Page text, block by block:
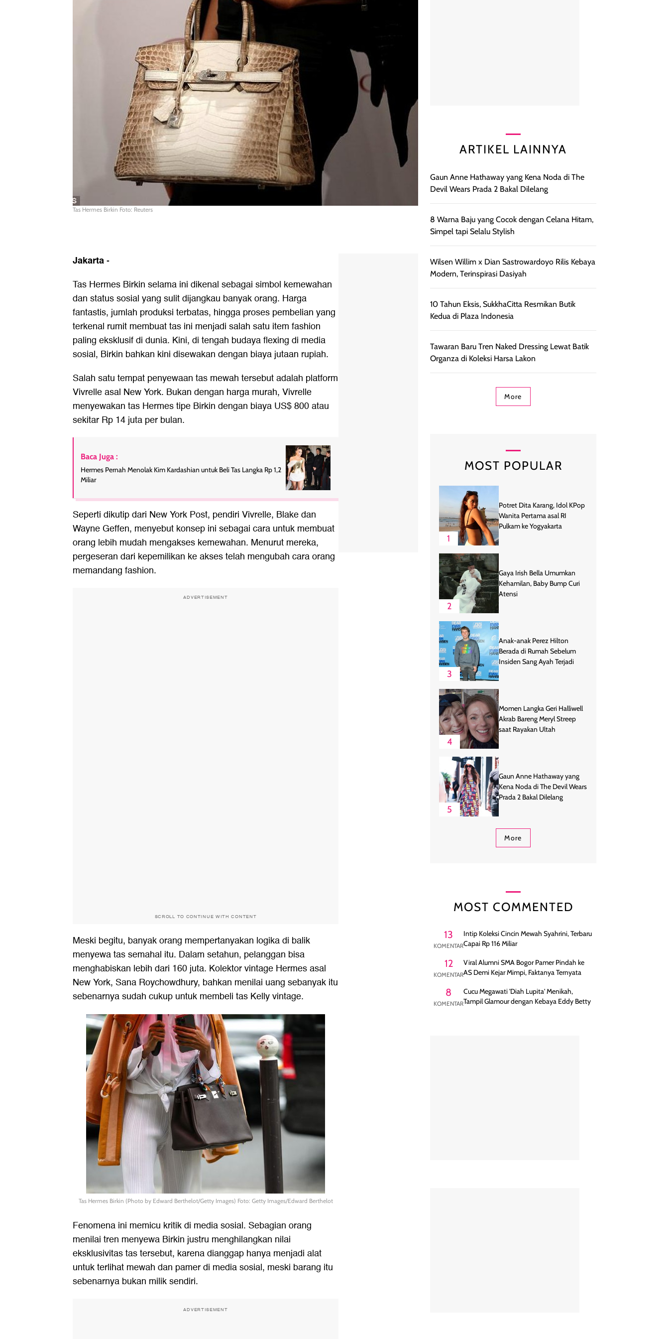
Tas Hermes Birkin Foto: Reuters
Jakarta-
Tas Hermes Birkin selama ini dikenal sebagai simbol kemewahan
dan status sosial yang sulit dijangkau banyak orang. Harga
fantastis, jumlah produksi terbatas, hingga proses pembelian yang
terkenal rumit membuat tas ini menjadi salah satu item fashion
paling eksklusif di dunia. Kini, di tengah budaya flexing di media
sosial, Birkin bahkan kini disewakan dengan biaya jutaan rupiah.
Salah satu tempat penyewaan tas mewah tersebut adalah platform
Vivrelle asal New York. Bukan dengan harga murah, Vivrelle
menyewakan tas Hermes tipe Birkin dengan biaya US$ 800 atau
sekitar Rp 14 juta per bulan.
Baca Juga :
Hermes Pernah Menolak Kim Kardashian untuk Beli Tas Langka Rp 1,2
Miliar
Seperti dikutip dari New York Post, pendiri Vivrelle, Blake dan
Wayne Geffen, menyebut konsep ini sebagai cara untuk membuat
orang lebih mudah mengakses kemewahan. Menurut mereka,
pergeseran dari kepemilikan ke akses telah mengubah cara orang
memandang fashion.
ADVERTISEMENT
SCROLL TO CONTINUE WITH CONTENT
Meski begitu, banyak orang mempertanyakan logika di balik
menyewa tas semahal itu. Dalam setahun, pelanggan bisa
menghabiskan lebih dari 160 juta. Kolektor vintage Hermes asal
New York, Sana Roychowdhury, bahkan menilai uang sebanyak itu
sebenarnya sudah cukup untuk membeli tas Kelly vintage.
Tas Hermes Birkin (Photo by Edward Berthelot/Getty Images) Foto: Getty Images/Edward Berthelot
Fenomena ini memicu kritik di media sosial. Sebagian orang
menilai tren menyewa Birkin justru menghilangkan nilai
eksklusivitas tas tersebut, karena dianggap hanya menjadi alat
untuk terlihat mewah dan pamer di media sosial, meski barang itu
sebenarnya bukan milik sendiri.
ADVERTISEMENT
ARTIKEL LAINNYA
Gaun Anne Hathaway yang Kena Noda di The
Devil Wears Prada 2 Bakal Dilelang
8 Warna Baju yang Cocok dengan Celana Hitam,
Simpel tapi Selalu Stylish
Wilsen Willim x Dian Sastrowardoyo Rilis Kebaya
Modern, Terinspirasi Dasiyah
10 Tahun Eksis, SukkhaCitta Resmikan Butik
Kedua di Plaza Indonesia
Tawaran Baru Tren Naked Dressing Lewat Batik
Organza di Koleksi Harsa Lakon
More
MOST POPULAR
1
Potret Dita Karang, Idol KPop
Wanita Pertama asal RI
Pulkam ke Yogyakarta
2
Gaya Irish Bella Umumkan
Kehamilan, Baby Bump Curi
Atensi
3
Anak-anak Perez Hilton
Berada di Rumah Sebelum
Insiden Sang Ayah Terjadi
4
Momen Langka Geri Halliwell
Akrab Bareng Meryl Streep
saat Rayakan Ultah
5
Gaun Anne Hathaway yang
Kena Noda di The Devil Wears
Prada 2 Bakal Dilelang
More
MOST COMMENTED
13
KOMENTAR
Intip Koleksi Cincin Mewah Syahrini, Terbaru
Capai Rp 116 Miliar
12
KOMENTAR
Viral Alumni SMA Bogor Pamer Pindah ke
AS Demi Kejar Mimpi, Faktanya Ternyata
8
KOMENTAR
Cucu Megawati 'Diah Lupita' Menikah,
Tampil Glamour dengan Kebaya Eddy Betty